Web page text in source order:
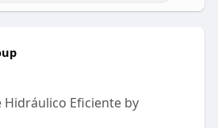
Eficiente by